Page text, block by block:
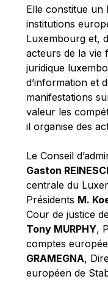
Michael
Michel
Mireille
Nobuo
Otmar
Paolo
Paschal
Pat Cox
Patrizia
Philippe
Pierre
Richard
Robert
Robert
Elle constitue un
institutions
Luxembourg et,
acteurs de la vie
juridique
d’information et
manifestations
valeur les
il organise des
Le Conseil
Gaston
centrale du
Présidents M.
Cour de justice
Tony MURPHY,
comptes
GRAMEGNA,
européen de